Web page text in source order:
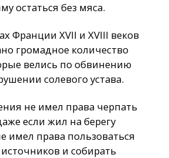
остаться без мяса.
Франции XVII и XVIII веков
громадное количество
велись по обвинению
солевого устава.
не имел права черпать
если жил на берегу
имел права пользоваться
и собирать